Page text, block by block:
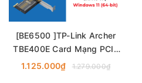
[BE6500 ]TP-Link Archer
TBE400E Card Mạng PCIe
Wi-Fi 7, Bluetooth 5.4
1.125.000₫ 1.279.000₫